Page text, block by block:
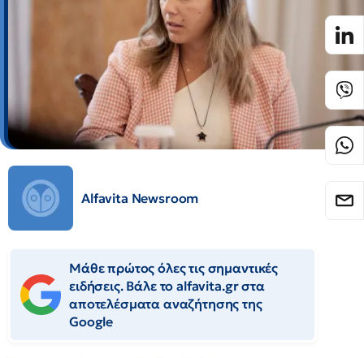
Alfavita Newsroom
Μάθε πρώτος όλες τις σημαντικές
ειδήσεις. Βάλε το alfavita.gr στα
αποτελέσματα αναζήτησης της
Google